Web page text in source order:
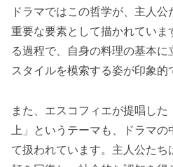
ドラマではこの哲学が、主人
重要な要素として描かれてい
る過程で、自身の料理の基本
スタイルを模索する姿が印象的
また、エスコフィエが提唱し
上」というテーマも、ドラマの
て扱われています。主人公た